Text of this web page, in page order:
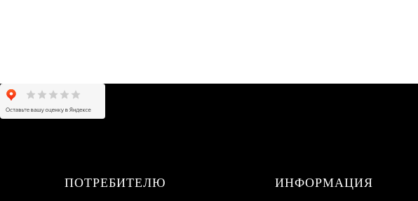
ПОТРЕБИТЕЛЮ ИНФОРМАЦИЯ